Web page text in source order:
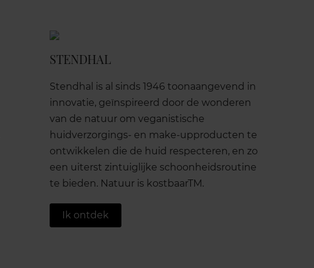
STENDHAL
Stendhal is al sinds 1946 toonaangevend in
innovatie, geïnspireerd door de wonderen
van de natuur om veganistische
huidverzorgings- en make-upproducten te
ontwikkelen die de huid respecteren, en zo
een uiterst zintuiglijke schoonheidsroutine
te bieden. Natuur is kostbaarTM.
Ik ontdek